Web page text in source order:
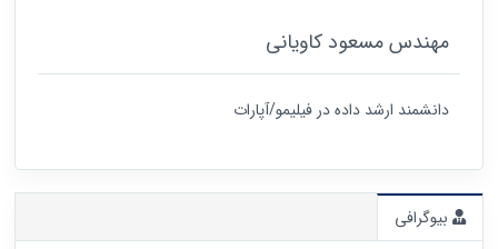
مهندس مسعود کاویانی
دانشمند ارشد داده در فیلیمو/آپارات
بیوگرافی